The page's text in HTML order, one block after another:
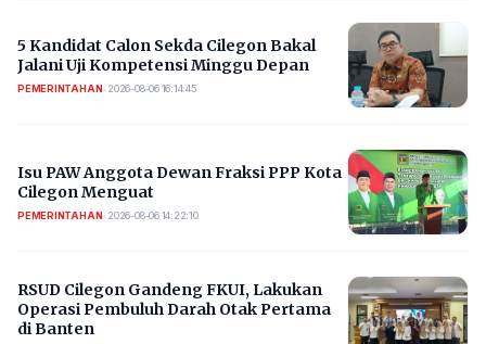
5 Kandidat Calon Sekda Cilegon Bakal
Jalani Uji Kompetensi Minggu Depan
PEMERINTAHAN• 2026-08-06 16:14:45
Isu PAW Anggota Dewan Fraksi PPP Kota
Cilegon Menguat
PEMERINTAHAN• 2026-08-06 14:22:10
RSUD Cilegon Gandeng FKUI, Lakukan
Operasi Pembuluh Darah Otak Pertama
di Banten